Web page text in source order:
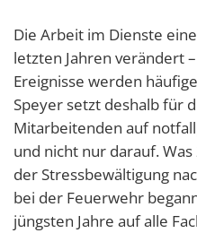
Die Arbeit im Dienste
letzten Jahren verändert
Ereignisse werden
Speyer setzt deshalb für
Mitarbeitenden auf
und nicht nur darauf.
der Stressbewältigung
bei der Feuerwehr
jüngsten Jahre auf alle